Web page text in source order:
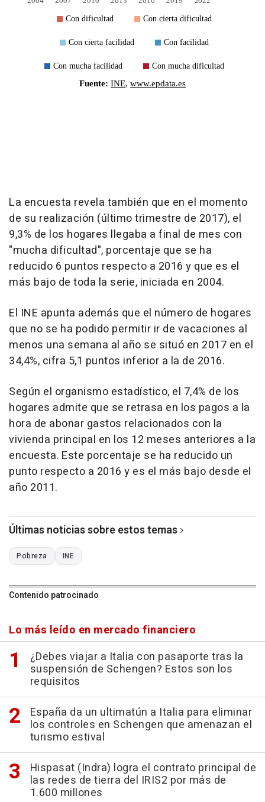
La encuesta revela también que en el momento
de su realización (último trimestre de 2017), el
9,3% de los hogares llegaba a final de mes con
"mucha dificultad", porcentaje que se ha
reducido 6 puntos respecto a 2016 y que es el
más bajo de toda la serie, iniciada en 2004.
El INE apunta además que el número de hogares
que no se ha podido permitir ir de vacaciones al
menos una semana al año se situó en 2017 en el
34,4%, cifra 5,1 puntos inferior a la de 2016.
Según el organismo estadístico, el 7,4% de los
hogares admite que se retrasa en los pagos a la
hora de abonar gastos relacionados con la
vivienda principal en los 12 meses anteriores a la
encuesta. Este porcentaje se ha reducido un
punto respecto a 2016 y es el más bajo desde el
año 2011.
Últimas noticias sobre estos temas
Pobreza INE
Contenido patrocinado
Lo más leído en mercado financiero
¿Debes viajar a Italia con pasaporte tras la
suspensión de Schengen? Estos son los
requisitos
España da un ultimatún a Italia para eliminar
los controles en Schengen que amenazan el
turismo estival
Hispasat (Indra) logra el contrato principal de
las redes de tierra del IRIS2 por más de
1.600 millones